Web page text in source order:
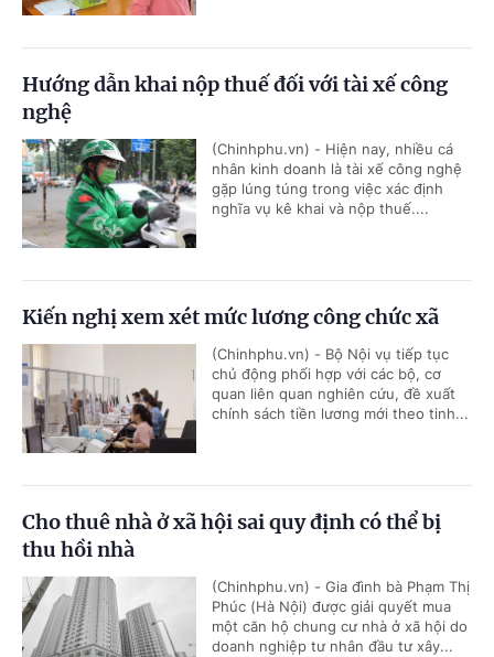
Hướng dẫn khai nộp thuế đối với tài xế công
nghệ
(Chinhphu.vn) - Hiện nay, nhiều cá
nhân kinh doanh là tài xế công nghệ
gặp lúng túng trong việc xác định
nghĩa vụ kê khai và nộp thuế....
Kiến nghị xem xét mức lương công chức xã
(Chinhphu.vn) - Bộ Nội vụ tiếp tục
chủ động phối hợp với các bộ, cơ
quan liên quan nghiên cứu, đề xuất
chính sách tiền lương mới theo tinh...
Cho thuê nhà ở xã hội sai quy định có thể bị
thu hồi nhà
(Chinhphu.vn) - Gia đình bà Phạm Thị
Phúc (Hà Nội) được giải quyết mua
một căn hộ chung cư nhà ở xã hội do
doanh nghiệp tư nhân đầu tư xây...